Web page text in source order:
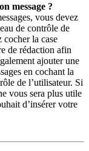
message ?
vous devez
de contrôle de
cocher la case
de rédaction afin
ajouter une
en cochant la
de l’utilisateur. Si
vous sera plus utile
d’insérer votre